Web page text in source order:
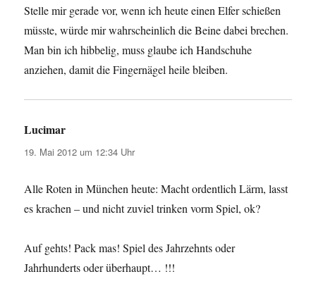
Stelle mir gerade vor, wenn ich heute einen Elfer schießen
müsste, würde mir wahrscheinlich die Beine dabei brechen.
Man bin ich hibbelig, muss glaube ich Handschuhe
anziehen, damit die Fingernägel heile bleiben.
Lucimar
19. Mai 2012 um 12:34 Uhr
Alle Roten in München heute: Macht ordentlich Lärm, lasst
es krachen – und nicht zuviel trinken vorm Spiel, ok?
Auf gehts! Pack mas! Spiel des Jahrzehnts oder
Jahrhunderts oder überhaupt… !!!